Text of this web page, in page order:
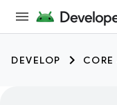
DEVELOP CORE